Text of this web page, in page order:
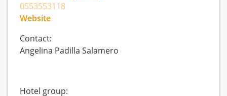
0553553118
Website
Contact:
Angelina Padilla Salamero
Hotel group: